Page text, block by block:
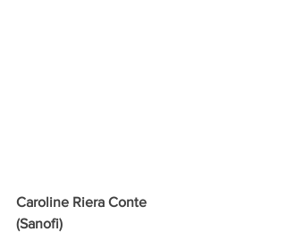
Caroline Riera Conte
(Sanofi)